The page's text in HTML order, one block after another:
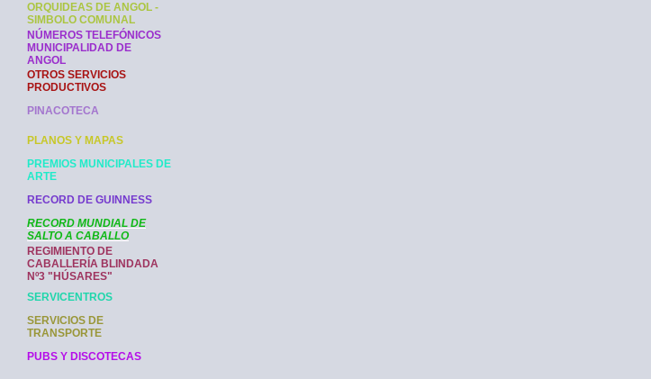
ORQUIDEAS DE ANGOL -
SIMBOLO COMUNAL
NÚMEROS TELEFÓNICOS
MUNICIPALIDAD DE
ANGOL
OTROS SERVICIOS
PRODUCTIVOS
PINACOTECA
PLANOS Y MAPAS
PREMIOS MUNICIPALES DE
ARTE
RECORD DE GUINNESS
RECORD MUNDIAL DE
SALTO A CABALLO
REGIMIENTO DE
CABALLERÍA BLINDADA
Nº3 "HÚSARES"
SERVICENTROS
SERVICIOS DE
TRANSPORTE
PUBS Y DISCOTECAS